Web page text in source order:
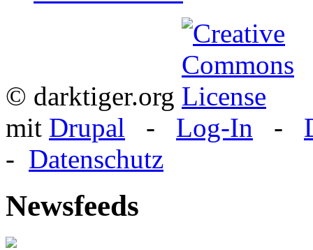
© darktiger.org
mit Drupal - Log-In -
- Datenschutz
Newsfeeds